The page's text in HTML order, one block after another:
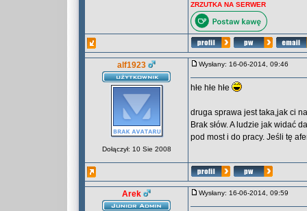
ZRZUTKA NA SERWER
alf1923
Dołączył: 10 Sie 2008
Wysłany: 16-06-2014, 09:46
hłe hłe hłe
druga sprawa jest taka,jak ci
Brak słów. A ludzie jak widać
pod most i do pracy. Jeśli tę
Arek Wysłany: 16-06-2014, 09:59